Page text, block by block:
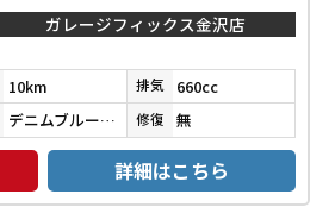
ガレージフィックス金沢店
10km 排気 660cc
デニムブルーＭ×ガンメタ 修復 無
詳細はこちら